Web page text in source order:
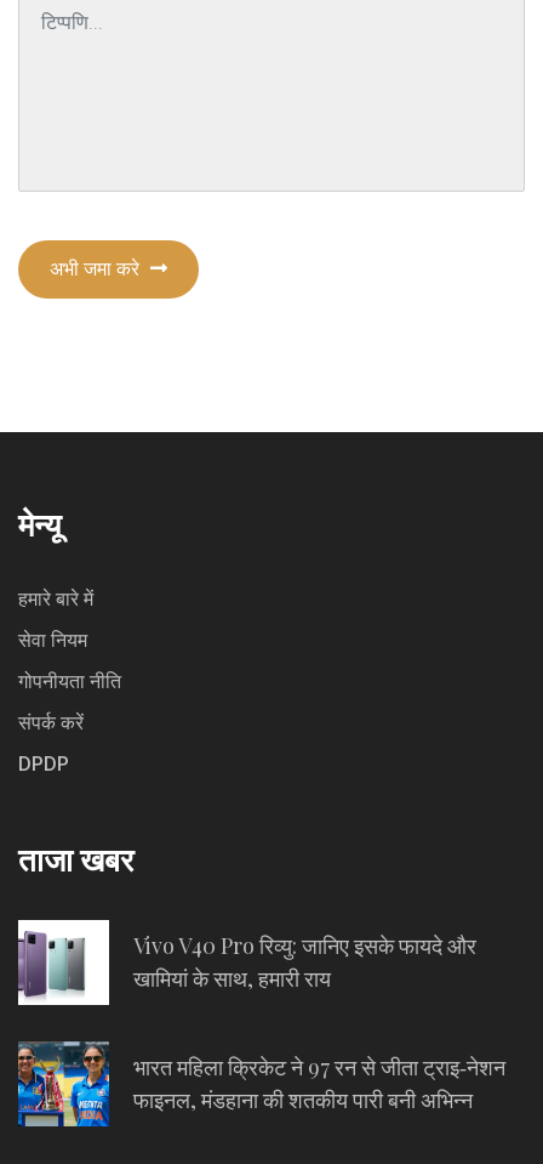
अभी जमा करे
मेन्यू
हमारे बारे में
सेवा नियम
गोपनीयता नीति
संपर्क करें
DPDP
ताजा खबर
Vivo V40 Pro रिव्यु: जानिए इसके फायदे और
खामियां के साथ, हमारी राय
भारत महिला क्रिकेट ने 97 रन से जीता ट्राइ‑नेशन
फाइनल, मंडहाना की शतकीय पारी बनी अभिन्न